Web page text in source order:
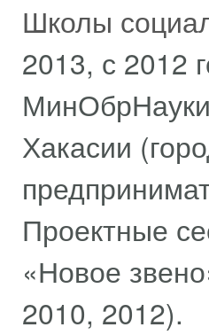
Школы
2013, с 2012
МинОбрНауки
Хакасии
Проектные
«Новое
2010, 2012).